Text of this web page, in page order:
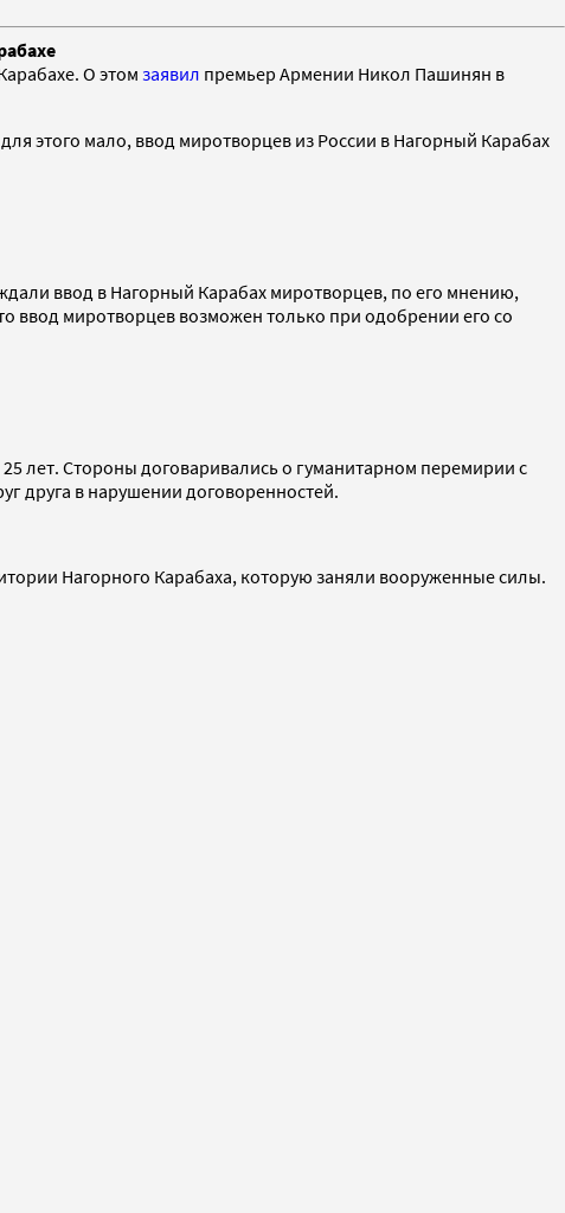
О этом заявил премьер Армении Никол Пашинян в
этого мало, ввод миротворцев из России в Нагорный Карабах
ввод в Нагорный Карабах миротворцев, по его мнению,
ввод миротворцев возможен только при одобрении его со
лет. Стороны договаривались о гуманитарном перемирии с
друга в нарушении договоренностей.
Нагорного Карабаха, которую заняли вооруженные силы.